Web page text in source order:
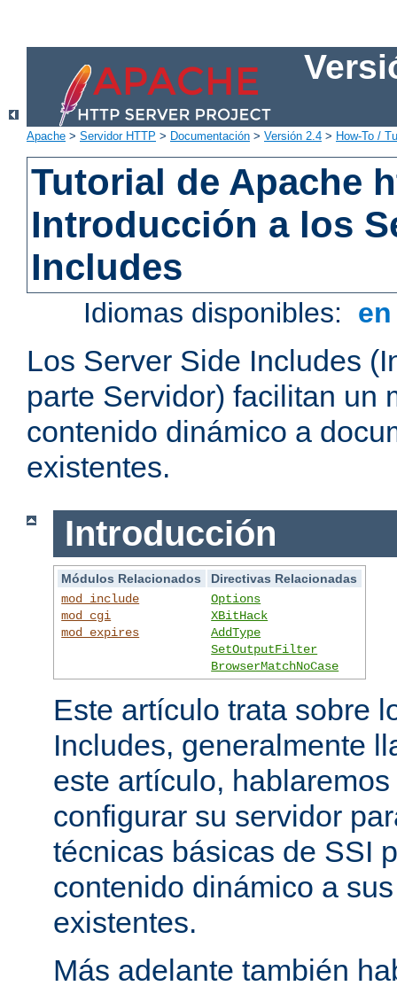
Apache > Servidor HTTP > Documentación > Versión 2.4 > How-To /
Tutorial de Apache
Introducción a los
Includes
Idiomas disponibles:
Los Server Side Includes
parte Servidor) facilitan un
contenido dinámico a
existentes.
Introducción
Módulos Relacionados
Directivas Relacionadas
mod_include
mod_cgi
mod_expires
Options
XBitHack
AddType
SetOutputFilter
BrowserMatchNoCase
Este artículo trata sobre
Includes, generalmente
este artículo,
configurar su servidor
técnicas básicas de SSI
contenido dinámico a
existentes.
Más adelante también